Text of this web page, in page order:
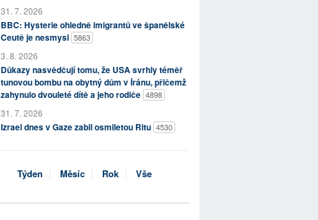
31. 7. 2026
BBC: Hysterie ohledně imigrantů ve španělské
Ceutě je nesmysl 5863
3. 8. 2026
Důkazy nasvědčují tomu, že USA svrhly téměř
tunovou bombu na obytný dům v Íránu, přičemž
zahynulo dvouleté dítě a jeho rodiče 4898
31. 7. 2026
Izrael dnes v Gaze zabil osmiletou Ritu 4530
Týden Měsíc Rok Vše